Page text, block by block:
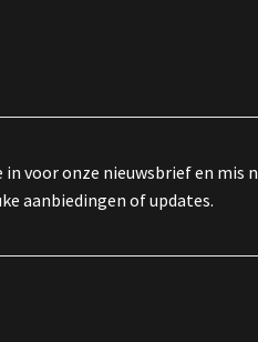
in voor onze nieuwsbrief en mis
aanbiedingen of updates.